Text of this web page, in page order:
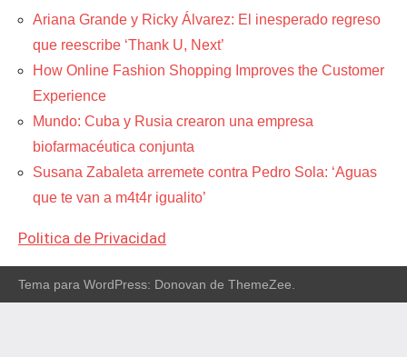
Ariana Grande y Ricky Álvarez: El inesperado regreso
que reescribe ‘Thank U, Next’
How Online Fashion Shopping Improves the Customer
Experience
Mundo: Cuba y Rusia crearon una empresa
biofarmacéutica conjunta
Susana Zabaleta arremete contra Pedro Sola: ‘Aguas
que te van a m4t4r igualito’
Politica de Privacidad
Tema para WordPress: Donovan de ThemeZee.